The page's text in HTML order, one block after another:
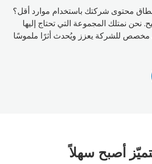
محتوى شركتك باستخدام موارد أقل؟
نحن نمتلك المجموعة التي تحتاج إليها
مخصص للشركة يعزز ويُحدث أثرًا ملموسًا
أصبح سهلاً